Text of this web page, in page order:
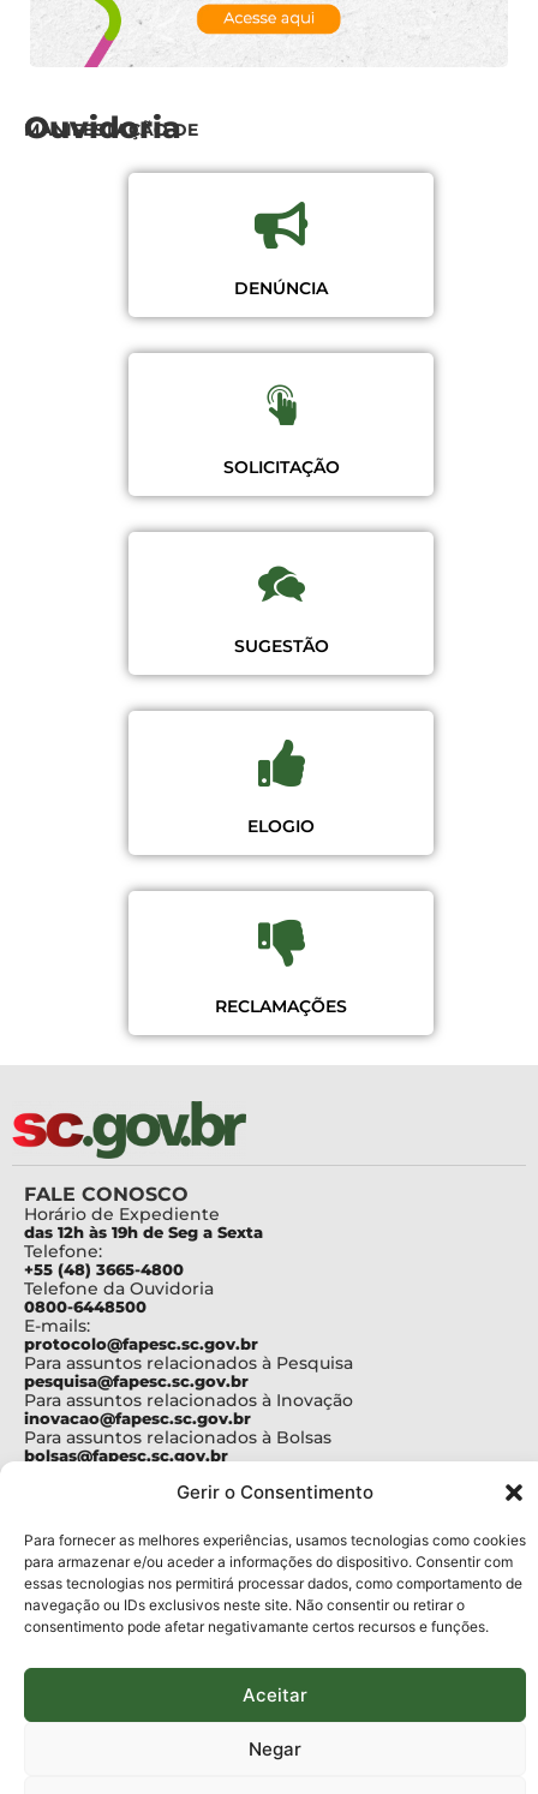
Gerir o Consentimento
Para fornecer as melhores experiências, usamos tecnologias como cookies
para armazenar e/ou aceder a informações do dispositivo. Consentir com
essas tecnologias nos permitirá processar dados, como comportamento de
navegação ou IDs exclusivos neste site. Não consentir ou retirar o
consentimento pode afetar negativamante certos recursos e funções.
Aceitar
Negar
MANIFESTAÇÃO DE
Ouvidoria
DENÚNCIA
SOLICITAÇÃO
SUGESTÃO
ELOGIO
RECLAMAÇÕES
FALE CONOSCO
Horário de Expediente
das 12h às 19h de Seg a Sexta
Telefone:
+55 (48) 3665-4800
Telefone da Ouvidoria
0800-6448500
E-mails:
protocolo@fapesc.sc.gov.br
Para assuntos relacionados à Pesquisa
pesquisa@fapesc.sc.gov.br
Para assuntos relacionados à Inovação
inovacao@fapesc.sc.gov.br
Para assuntos relacionados à Bolsas
bolsas@fapesc.sc.gov.br
prestacaodecontas@fapesc.sc.gov.br
plataforma@fapesc.sc.gov.br
Encarregado de dados
Jair Artur da Silva dpo@fapesc.sc.gov.br 3665-4831
ENDEREÇO
ParqTec Alfa – Rodovia José Carlos Daux, 600 (SC-401),
Bairro
João Paulo, Florianópolis, SC
88030 - 902